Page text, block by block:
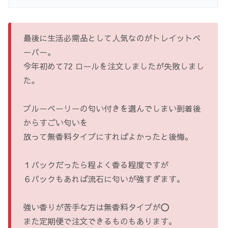
最後に生活必需品として人気なのがトレイットペ
ーパー。
今年初めて72 ロールを注文しましたが失敗しまし
た。
ブルーベーリーの匂い付きを選んでしまい到着後
からすごい匂いを
放って無香料タイプにすればよかったと後悔。
１パックだったら程よく香る程度ですが
６パックもあれば流石に匂いが強すぎます。
強い香りが苦手な方は無香料タイプが⭕️
また定期便で注文できるものもあります。